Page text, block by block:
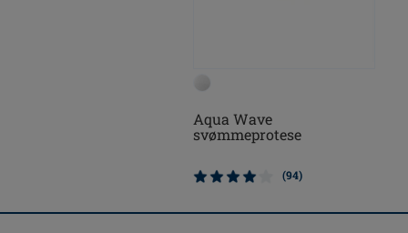
Aqua Wave
svømmeprotese
(94)